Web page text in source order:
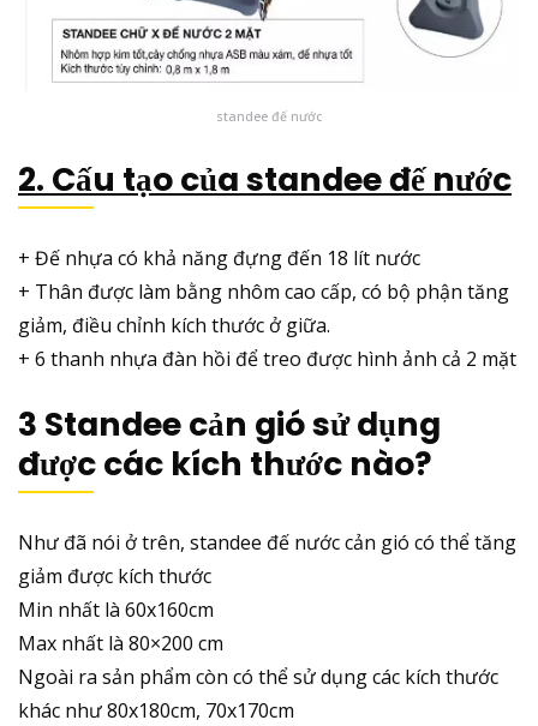
standee đế nước
2. Cấu tạo của standee đế nước
+ Đế nhựa có khả năng đựng đến 18 lít nước
+ Thân được làm bằng nhôm cao cấp, có bộ phận tăng
giảm, điều chỉnh kích thước ở giữa.
+ 6 thanh nhựa đàn hồi để treo được hình ảnh cả 2 mặt
3 Standee cản gió sử dụng
được các kích thước nào?
Như đã nói ở trên, standee đế nước cản gió có thể tăng
giảm được kích thước
Min nhất là 60x160cm
Max nhất là 80×200 cm
Ngoài ra sản phẩm còn có thể sử dụng các kích thước
khác như 80x180cm, 70x170cm